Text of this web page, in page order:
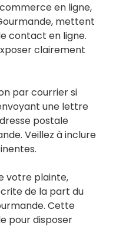
en ligne,
mettent
contact en ligne.
clairement
par courrier si
une lettre
postale
Veillez à inclure
votre plainte,
de la part du
Cette
pour disposer